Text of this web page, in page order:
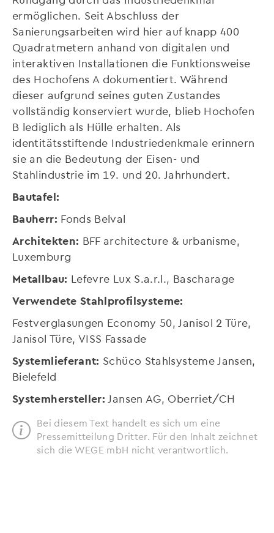
ermöglichen. Seit Abschluss der
Sanierungsarbeiten wird hier auf knapp 400
Quadratmetern anhand von digitalen und
interaktiven Installationen die Funktionsweise
des Hochofens A dokumentiert. Während
dieser aufgrund seines guten Zustandes
vollständig konserviert wurde, blieb Hochofen
B lediglich als Hülle erhalten. Als
identitätsstiftende Industriedenkmale erinnern
sie an die Bedeutung der Eisen- und
Stahlindustrie im 19. und 20. Jahrhundert.
Bautafel:
Bauherr: Fonds Belval
Architekten: BFF architecture & urbanisme,
Luxemburg
Metallbau: Lefevre Lux S.a.r.l., Bascharage
Verwendete Stahlprofilsysteme:
Festverglasungen Economy 50, Janisol 2 Türe,
Janisol Türe, VISS Fassade
Systemlieferant: Schüco Stahlsysteme Jansen,
Bielefeld
Systemhersteller: Jansen AG, Oberriet/CH
Bei diesem Text handelt es sich um eine
Pressemitteilung Dritter. Für den Inhalt zeichnet
sich die WEGE mbH nicht verantwortlich.